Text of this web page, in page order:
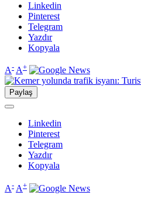
Linkedin
Pinterest
Telegram
Yazdır
Kopyala
A- A+
Paylaş
Linkedin
Pinterest
Telegram
Yazdır
Kopyala
A- A+